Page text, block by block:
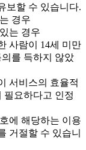
보할 수 있습니다.
경우
는 경우
사람이 14세 미만
를 득하지 않았
서비스의 효율적
필요하다고 인정
에 해당하는 이용
거절할 수 있습니